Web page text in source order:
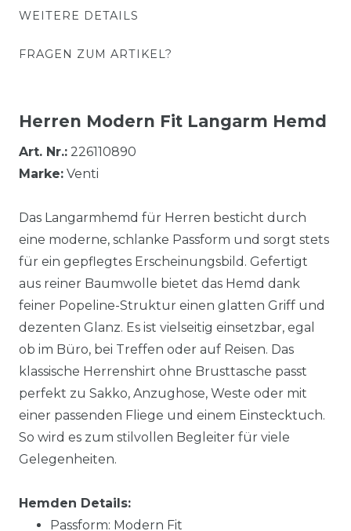
WEITERE DETAILS
FRAGEN ZUM ARTIKEL?
Herren Modern Fit Langarm Hemd
Art. Nr.: 226110890
Marke: Venti
Das Langarmhemd für Herren besticht durch
eine moderne, schlanke Passform und sorgt stets
für ein gepflegtes Erscheinungsbild. Gefertigt
aus reiner Baumwolle bietet das Hemd dank
feiner Popeline-Struktur einen glatten Griff und
dezenten Glanz. Es ist vielseitig einsetzbar, egal
ob im Büro, bei Treffen oder auf Reisen. Das
klassische Herrenshirt ohne Brusttasche passt
perfekt zu Sakko, Anzughose, Weste oder mit
einer passenden Fliege und einem Einstecktuch.
So wird es zum stilvollen Begleiter für viele
Gelegenheiten.
Hemden Details:
Passform: Modern Fit